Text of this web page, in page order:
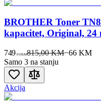
BROTHER Toner
kapacitet, Original, 24
749 00KM815,00 KM−66 KM
Samo 3 na stanju
Akcija